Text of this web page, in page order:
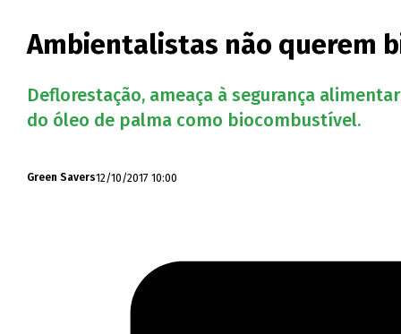
Ambientalistas não querem
Deflorestação, ameaça à segurança
do óleo de palma como biocombustível.
Green Savers12/10/2017 10:00